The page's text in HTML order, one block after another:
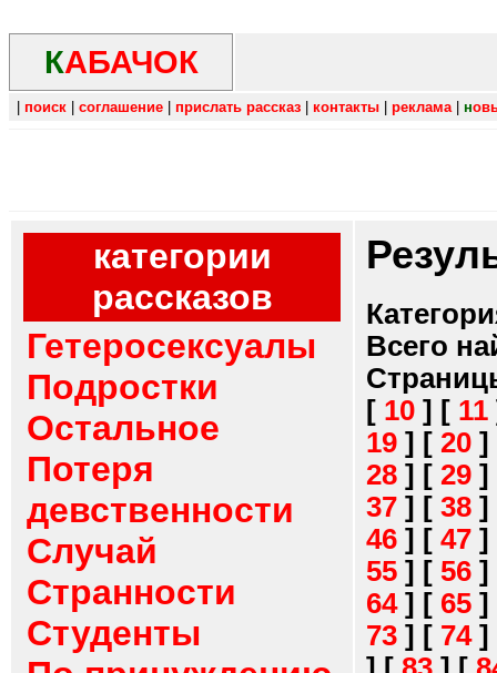
КАБАЧОК
поиск соглашение прислать рассказ контакты реклама| н
категории
рассказов
Гетеросексуалы
Подростки
Остальное
Потеря
девственности
Случай
Странности
Студенты
Всего
[ 10 ] [ 11
19 ] [ 20 ]
28 ] [ 29 ]
37 ] [ 38 ]
46 ] [ 47 ]
55 ] [ 56 ]
64] [ 65 ]
73 ] [ 74]